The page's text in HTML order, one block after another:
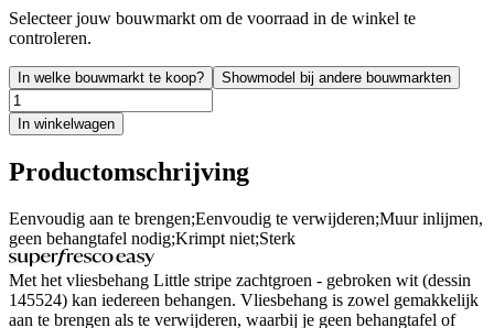
Selecteer jouw bouwmarkt om de voorraad in de winkel te
controleren.
In welke bouwmarkt te koop? Showmodel bij andere bouwmarkten
In winkelwagen
Productomschrijving
Eenvoudig aan te brengen;Eenvoudig te verwijderen;Muur inlijmen,
geen behangtafel nodig;Krimpt niet;Sterk
Met het vliesbehang Little stripe zachtgroen - gebroken wit (dessin
145524) kan iedereen behangen. Vliesbehang is zowel gemakkelijk
aan te brengen als te verwijderen, waarbij je geen behangtafel of